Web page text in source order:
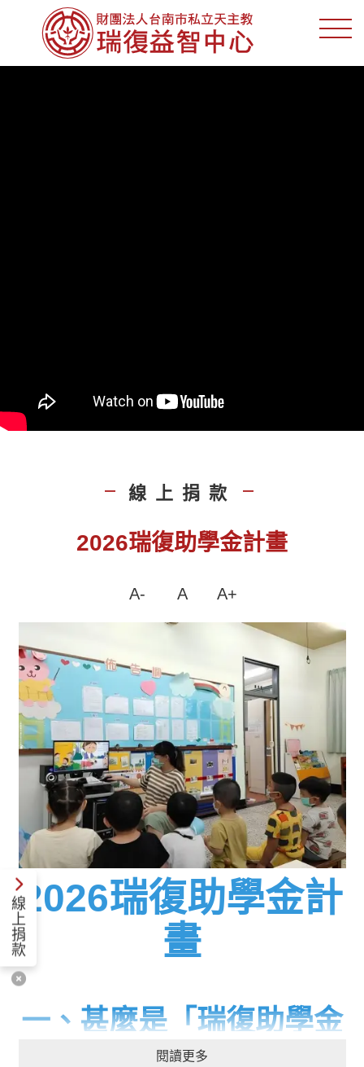
| 線上捐款 |
2026瑞復助學金計畫
A- A A+
2026瑞復助學金計
畫
一、甚麼是「瑞復助學金
計畫」
閱讀更多
線
上
捐
款